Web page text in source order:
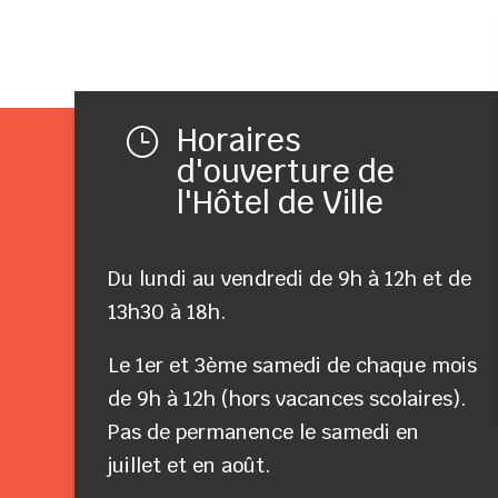
} Horaires
d'ouverture de
l'Hôtel de Ville
Du lundi au vendredi de 9h à 12h et de
13h30 à 18h.
Le 1er et 3ème samedi de chaque mois
de 9h à 12h (hors vacances scolaires).
Pas de permanence le samedi en
juillet et en août.